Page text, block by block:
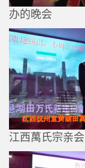
办的晚会
江西萬氏宗亲